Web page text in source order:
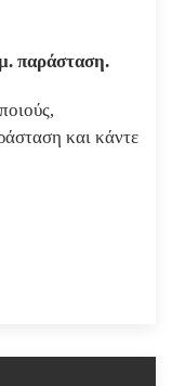
παράσταση.
και κάντε